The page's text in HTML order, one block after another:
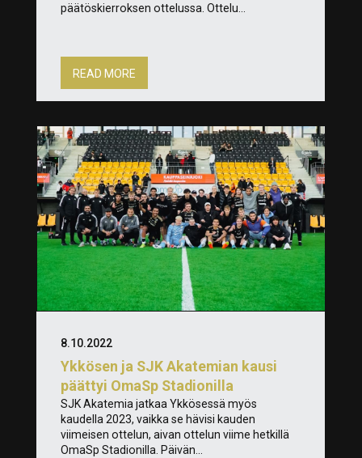
päätöskierroksen ottelussa. Ottelu...
READ MORE
Ykkösen ja SJK Akatemian kausi
päättyi OmaSp Stadionilla
8.10.2022
SJK Akatemia jatkaa Ykkösessä myös
kaudella 2023, vaikka se hävisi kauden
viimeisen ottelun, aivan ottelun viime hetkillä
OmaSp Stadionilla. Päivän...